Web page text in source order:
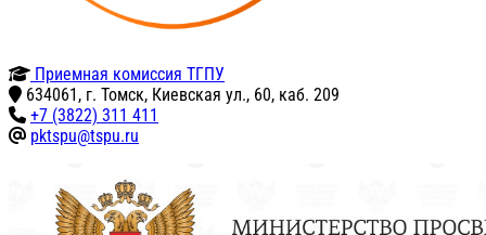
Приемная комиссия ТГПУ
634061, г. Томск, Киевская ул., 60, каб. 209
+7 (3822) 311 411
pktspu@tspu.ru